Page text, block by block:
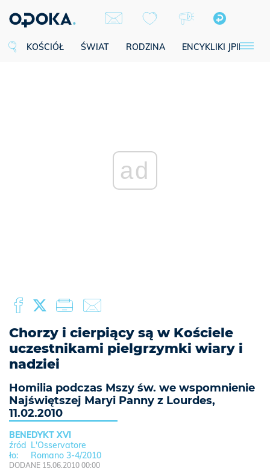
KOŚCIÓŁ ŚWIAT RODZINA ENCYKLIKI JPII
ad
Chorzy i cierpiący są w Kościele
uczestnikami pielgrzymki wiary i
nadziei
Homilia podczas Mszy św. we wspomnienie
Najświętszej Maryi Panny z Lourdes,
11.02.2010
BENEDYKT XVI
L'Osservatore
Romano 3-4/2010
DODANE 15.06.2010 00:00